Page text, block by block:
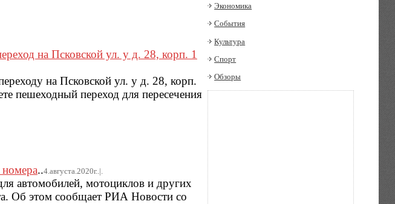
на Псковской ул. у д. 28, корп. 1
на Псковской ул. у д. 28, корп.
пешеходный переход для пересечения
номера..4.августа.2020г..|.
автомобилей, мотоциклов и других
Об этом сообщает РИА Новости со
Экономика
События
Культура
Спорт
Обзоры